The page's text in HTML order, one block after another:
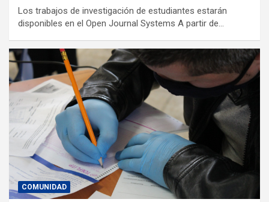
Los trabajos de investigación de estudiantes estarán
disponibles en el Open Journal Systems A partir de…
COMUNIDAD